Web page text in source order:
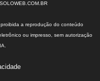
SOLOWEB.COM.BR
a reprodução do conteúdo
ou impresso, sem autorização